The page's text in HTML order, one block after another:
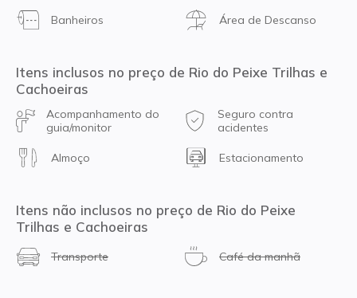
Banheiros Área de Descanso
Itens inclusos no preço de Rio do Peixe Trilhas e
Cachoeiras
Acompanhamento do
guia/monitor
Seguro contra
acidentes
Almoço Estacionamento
Itens não inclusos no preço de Rio do Peixe
Trilhas e Cachoeiras
Transporte Café da manhã